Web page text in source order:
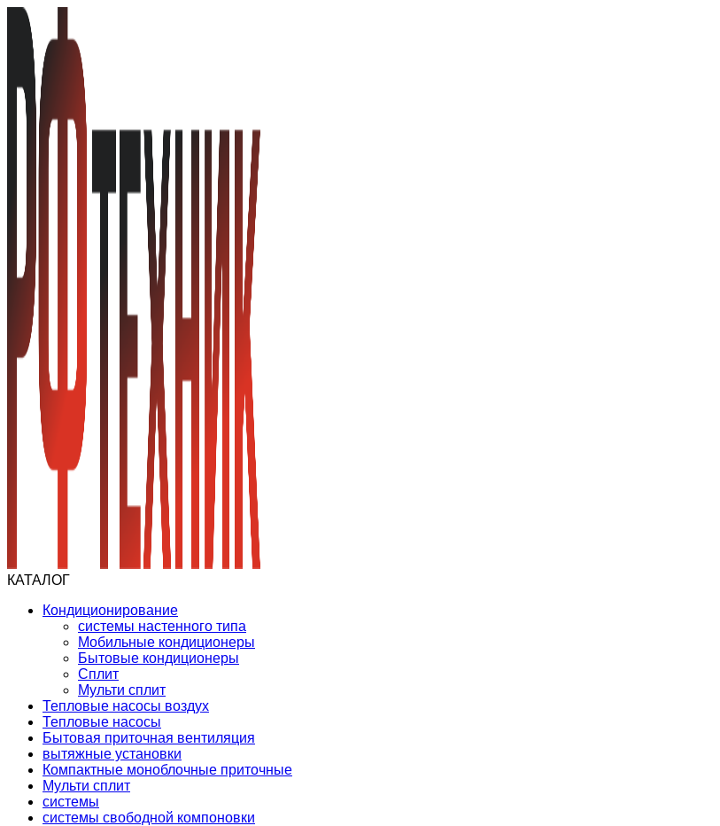
КАТАЛОГ
Кондиционирование
системы настенного типа
Мобильные кондиционеры
Бытовые кондиционеры
Сплит
Мульти сплит
Тепловые насосы воздух
Тепловые насосы
Бытовая приточная вентиляция
вытяжные установки
Компактные моноблочные приточные
Мульти сплит
системы
системы свободной компоновки